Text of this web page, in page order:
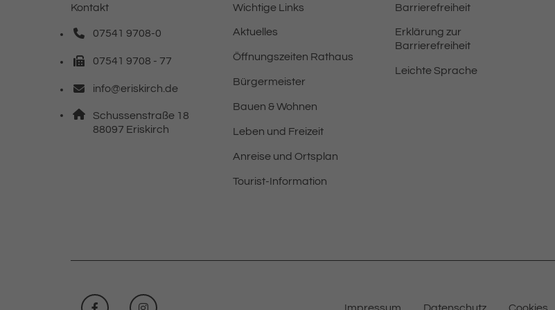
Kontakt
07541 9708-0
Telefonnummer: 0 7 5 4 1 9 7 0 8 0
07541 9708 - 77
Faxnummer: 0 7 5 4 1 9 7 0 8 7 7
info@eriskirch.de
E-Mail Adresse: info@eriskirch.de
Adresse:
Schussenstraße 18
88097 , 8 8 0 9 7
Eriskirch
Wichtige Links
Aktuelles
Öffnungszeiten Rathaus
Bürgermeister
Bauen & Wohnen
Leben und Freizeit
Anreise und Ortsplan
Tourist-Information
Barrierefreiheit
Erklärung zur
Barrierefreiheit
Leichte Sprache